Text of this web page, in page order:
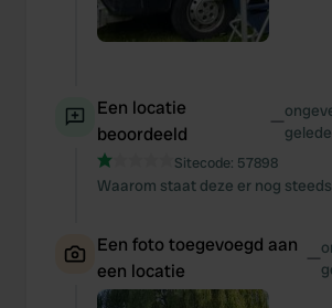
Een locatie
beoordeeld
—
Sitecode: 57898
Waarom staat deze er nog
Een foto toegevoegd aan
een locatie
—